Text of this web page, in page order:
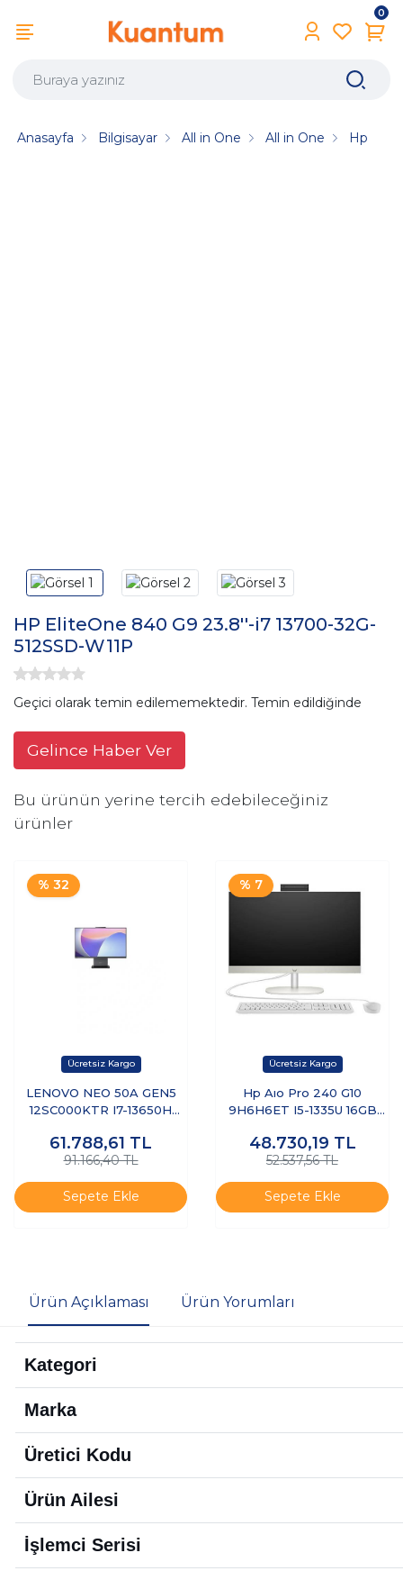
0
Anasayfa Bilgisayar All in One All in One Hp
HP EliteOne 840 G9 23.8''-i7 13700-32G-
512SSD-W11P
Geçici olarak temin edilememektedir. Temin edildiğinde
Gelince Haber Ver
Bu ürünün yerine tercih edebileceğiniz
ürünler
% 32
LENOVO NEO 50A GEN5
12SC000KTR I7-13650H
AIO
61.788,61 TL
91.166,40 TL
Sepete Ekle
% 7
Hp Aıo Pro 240 G10
9H6H6ET I5-1335U 16GB
48.730,19 TL
52.537,56 TL
Sepete Ekle
Ürün Açıklaması Ürün Yorumları
Kategori
Marka
Üretici Kodu
Ürün Ailesi
İşlemci Serisi